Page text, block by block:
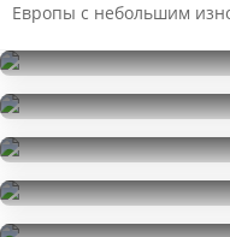
Европы с небольшим